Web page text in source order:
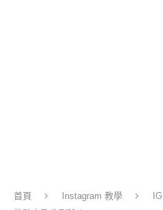
首頁 Instagram 教學